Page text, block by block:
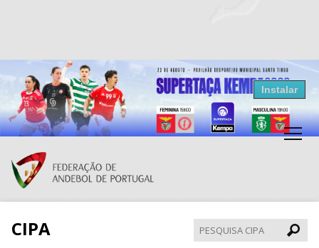
Resultados Andebol
Federação de Andebol de Portugal
Grátis - Disponivel na Play Store
Instalar
CIPA
CIPA